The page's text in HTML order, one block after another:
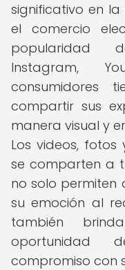
significativo en la
el comercio
popularidad
Instagram,
consumidores
compartir sus
manera visual y
Los videos,
se comparten a
no solo permiten
su emoción al
también
oportunidad
compromiso con